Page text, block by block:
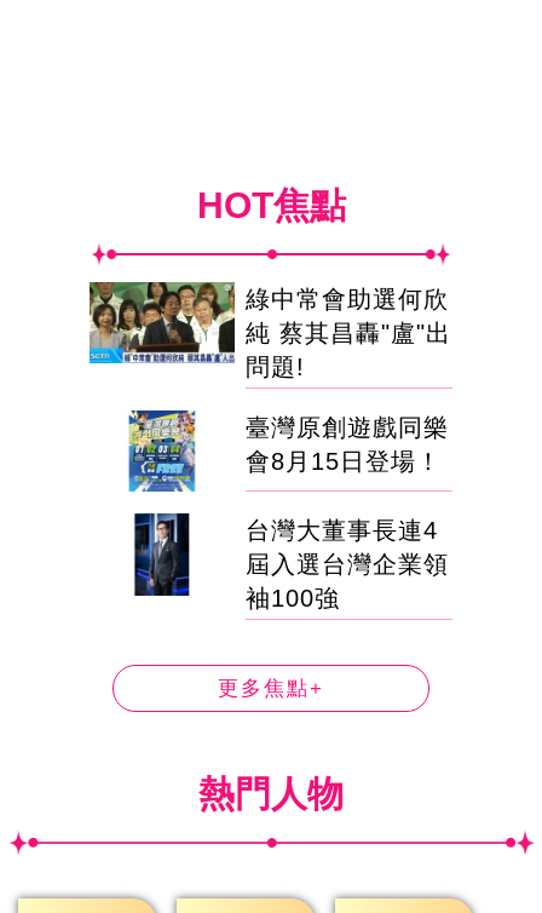
HOT焦點
綠中常會助選何欣
純 蔡其昌轟"盧"出
問題!
臺灣原創遊戲同樂
會8月15日登場！
台灣大董事長連4
屆入選台灣企業領
袖100強
更多焦點+
熱門人物